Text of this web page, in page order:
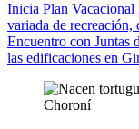
Inicia Plan Vacacional
variada de
Encuentro con Juntas
las edificaciones en